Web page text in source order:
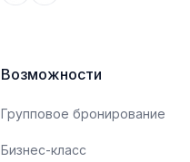
Возможности
Групповое бронирование
Бизнес-класс